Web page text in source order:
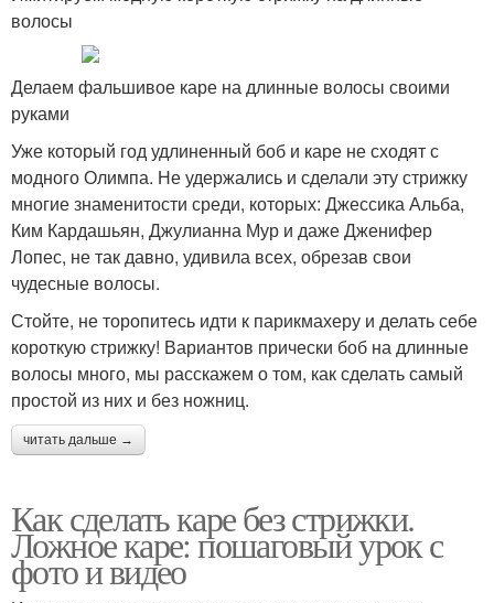
волосы
Делаем фальшивое каре на длинные волосы своими
руками
Уже который год удлиненный боб и каре не сходят с
модного Олимпа. Не удержались и сделали эту стрижку
многие знаменитости среди, которых: Джессика Альба,
Ким Кардашьян, Джулианна Мур и даже Дженифер
Лопес, не так давно, удивила всех, обрезав свои
чудесные волосы.
Стойте, не торопитесь идти к парикмахеру и делать себе
короткую стрижку! Вариантов прически боб на длинные
волосы много, мы расскажем о том, как сделать самый
простой из них и без ножниц.
читать дальше →
Как сделать каре без стрижки.
Ложное каре: пошаговый урок с
фото и видео